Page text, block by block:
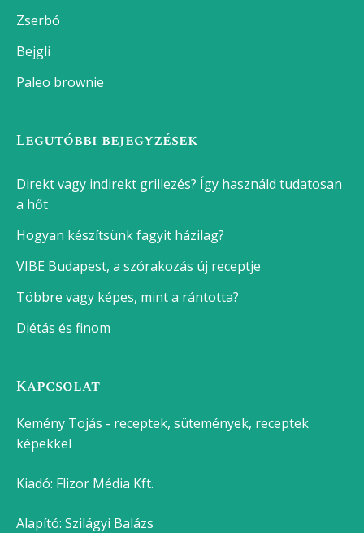
Zserbó
Bejgli
Paleo brownie
Legutóbbi bejegyzések
Direkt vagy indirekt grillezés? Így használd tudatosan
a hőt
Hogyan készítsünk fagyit házilag?
VIBE Budapest, a szórakozás új receptje
Többre vagy képes, mint a rántotta?
Diétás és finom
Kapcsolat
Kemény Tojás - receptek, sütemények, receptek
képekkel
Kiadó: Flizor Média Kft.
Alapító: Szilágyi Balázs